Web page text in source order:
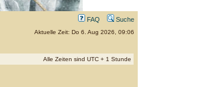
FAQ Suche
Aktuelle Zeit: Do 6. Aug 2026, 09:06
Alle Zeiten sind UTC + 1 Stunde